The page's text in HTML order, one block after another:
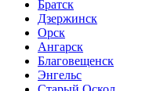
Братск
Дзержинск
Орск
Ангарск
Благовещенск
Энгельс